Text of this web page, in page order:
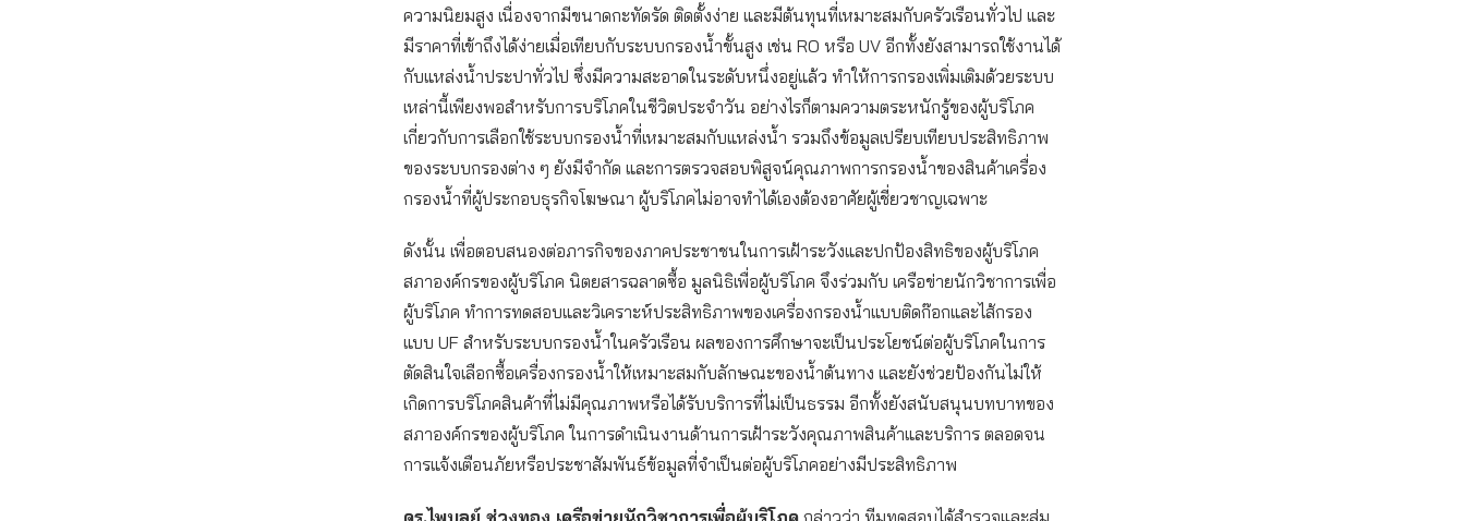
ความนิยมสูง เนื่องจากมีขนาดกะทัดรัด ติดตั้งง่าย และมีต้นทุนที่เหมาะสมกับครัวเรือนทั่วไป และ
มีราคาที่เข้าถึงได้ง่ายเมื่อเทียบกับระบบกรองน้ำขั้นสูง เช่น RO หรือ UV อีกทั้งยังสามารถใช้งานได้
กับแหล่งน้ำประปาทั่วไป ซึ่งมีความสะอาดในระดับหนึ่งอยู่แล้ว ทำให้การกรองเพิ่มเติมด้วยระบบ
เหล่านี้เพียงพอสำหรับการบริโภคในชีวิตประจำวัน อย่างไรก็ตามความตระหนักรู้ของผู้บริโภค
เกี่ยวกับการเลือกใช้ระบบกรองน้ำที่เหมาะสมกับแหล่งน้ำ รวมถึงข้อมูลเปรียบเทียบประสิทธิภาพ
ของระบบกรองต่าง ๆ ยังมีจำกัด และการตรวจสอบพิสูจน์คุณภาพการกรองน้ำของสินค้าเครื่อง
กรองน้ำที่ผู้ประกอบธุรกิจโฆษณา ผู้บริโภคไม่อาจทำได้เองต้องอาศัยผู้เชี่ยวชาญเฉพาะ
ดังนั้น เพื่อตอบสนองต่อภารกิจของภาคประชาชนในการเฝ้าระวังและปกป้องสิทธิของผู้บริโภค
สภาองค์กรของผู้บริโภค นิตยสารฉลาดซื้อ มูลนิธิเพื่อผู้บริโภค จึงร่วมกับ เครือข่ายนักวิชาการเพื่อ
ผู้บริโภค ทำการทดสอบและวิเคราะห์ประสิทธิภาพของเครื่องกรองน้ำแบบติดก๊อกและไส้กรอง
แบบ UF สำหรับระบบกรองน้ำในครัวเรือน ผลของการศึกษาจะเป็นประโยชน์ต่อผู้บริโภคในการ
ตัดสินใจเลือกซื้อเครื่องกรองน้ำให้เหมาะสมกับลักษณะของน้ำต้นทาง และยังช่วยป้องกันไม่ให้
เกิดการบริโภคสินค้าที่ไม่มีคุณภาพหรือได้รับบริการที่ไม่เป็นธรรม อีกทั้งยังสนับสนุนบทบาทของ
สภาองค์กรของผู้บริโภค ในการดำเนินงานด้านการเฝ้าระวังคุณภาพสินค้าและบริการ ตลอดจน
การแจ้งเตือนภัยหรือประชาสัมพันธ์ข้อมูลที่จำเป็นต่อผู้บริโภคอย่างมีประสิทธิภาพ
ดร.ไพบูลย์ ช่วงทอง เครือข่ายนักวิชาการเพื่อผู้บริโภค กล่าวว่า ทีมทดสอบได้สำรวจและสุ่ม